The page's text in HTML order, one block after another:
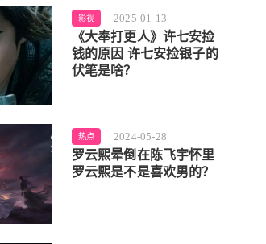
影视 2025-01-13
《大奉打更人》许七安捡
钱的原因 许七安捡银子的
伏笔是啥？
热点 2024-05-28
罗云熙晕倒在陈飞宇怀里
罗云熙是不是喜欢男的？